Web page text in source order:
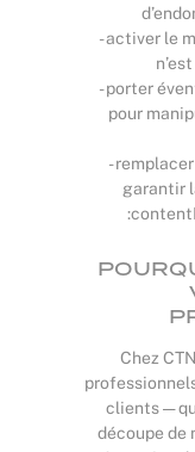
- activer le
- porter
pour
-
garantir
Chez
clients —
découpe de